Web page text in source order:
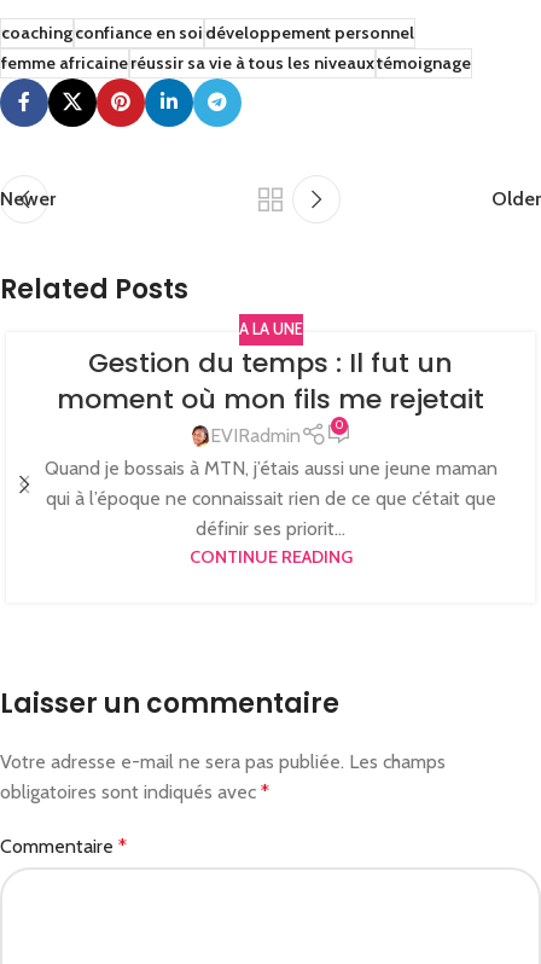
coachingconfiance en soidéveloppement personnel
femme africaineréussir sa vie à tous les niveauxtémoignage
Newer Older
Related Posts
A LA UNE
Gestion du temps : Il fut un
moment où mon fils me rejetait
EVIRadmin 0
Quand je bossais à MTN, j’étais aussi une jeune maman
qui à l’époque ne connaissait rien de ce que c’était que
définir ses priorit...
CONTINUE READING
Laisser un commentaire
Votre adresse e-mail ne sera pas publiée. Les champs
obligatoires sont indiqués avec *
Commentaire *